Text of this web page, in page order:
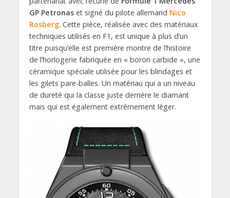
GP Petronaset signé du pilote allemand Nico
Rosberg. Cette pièce, réalisée avec des matériaux
techniques utilisés en F1, est unique à plus d’un
titre puisqu’elle est première montre de l’histoire
de l’horlogerie fabriquée en « boron carbide », une
céramique spéciale utilisée pour les blindages et
les gilets pare-balles. Un matériau qui a un niveau
de dureté qui la classe juste derrière le diamant
mais qui est également extrêmement léger.